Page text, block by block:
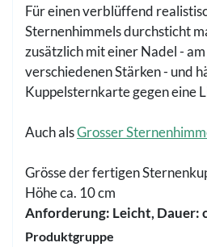
Für einen verblüffend
Sternenhimmels durchsticht
zusätzlich mit einer Nadel -
verschiedenen Stärken - und
Kuppelsternkarte gegen eine
Auch alsGrosser
Grösse der fertigen
Höhe ca. 10 cm
Anforderung: Leicht, Dauer:
Produktgruppe